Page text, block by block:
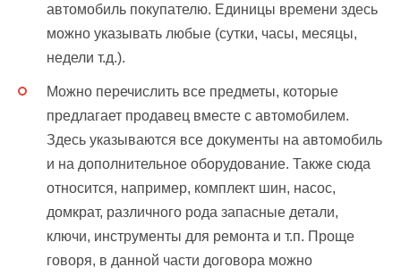
автомобиль покупателю. Единицы времени здесь
можно указывать любые (сутки, часы, месяцы,
недели т.д.).
Можно перечислить все предметы, которые
предлагает продавец вместе с автомобилем.
Здесь указываются все документы на автомобиль
и на дополнительное оборудование. Также сюда
относится, например, комплект шин, насос,
домкрат, различного рода запасные детали,
ключи, инструменты для ремонта и т.п. Проще
говоря, в данной части договора можно